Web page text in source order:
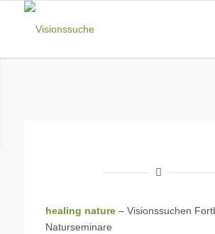
healing nature– Visionssuchen
Naturseminare